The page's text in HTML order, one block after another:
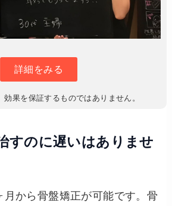
詳細をみる
果を保証するものではありません。
すのに遅いはありませ
月から骨盤矯正が可能です。骨